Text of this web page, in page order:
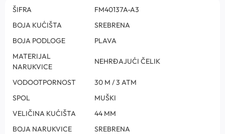
ŠIFRA
FM40137A-A3
BOJA KUĆIŠTA
SREBRENA
BOJA PODLOGE
PLAVA
MATERIJAL
NARUKVICE
NEHRĐAJUĆI ČELIK
VODOOTPORNOST
30 M / 3 ATM
SPOL
MUŠKI
VELIČINA KUĆIŠTA
44 MM
BOJA NARUKVICE
SREBRENA